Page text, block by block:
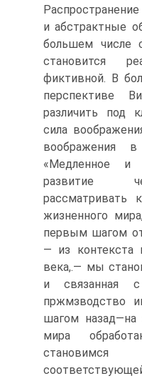
и абстрактные
большем числе
становится
фиктивной. В
перспективе
различить под
сила
воображения в
«Медленное и
развитие
рассматривать
жизненного
первым шагом
— из контекста
века,.— мы
и связанная
пржмзводство
шагом назад—на
мира